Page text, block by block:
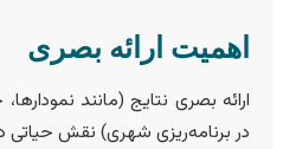
ارائه بصری
بصری نتایج (مانند نمودارها،
برنامه‌ریزی شهری) نقش حیاتی در